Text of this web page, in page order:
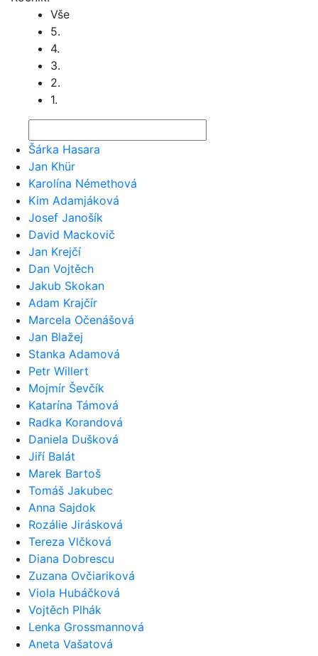
Vše
5.
4.
3.
2.
1.
Šárka Hasara
Jan Khür
Karolína Némethová
Kim Adamjáková
Josef Janošík
David Mackovič
Jan Krejčí
Dan Vojtěch
Jakub Skokan
Adam Krajčír
Marcela Očenášová
Jan Blažej
Stanka Adamová
Petr Willert
Mojmír Ševčík
Katarína Támová
Radka Korandová
Daniela Dušková
Jiří Balát
Marek Bartoš
Tomáš Jakubec
Anna Sajdok
Rozálie Jirásková
Tereza Vlčková
Diana Dobrescu
Zuzana Ovčiariková
Viola Hubáčková
Vojtěch Plhák
Lenka Grossmannová
Aneta Vašatová